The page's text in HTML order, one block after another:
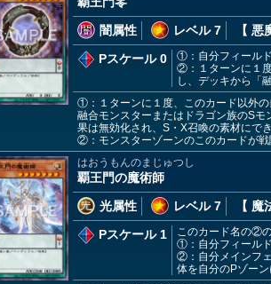
闇属性
レベル 7 【 悪
Pスケール 0
①：自分フィール
②：１ターンに１
し、デッキから「
①：１ターンに１度、このカード以外
融合モンスターまたはドラゴン族のS
果は無効化され、S・X召喚の素材にでき
②：モンスターゾーンのこのカードが戦
はおうもんのまじゅつし
覇王門の魔術師
光属性
レベル 7 【 魔
Pスケール 1
このカード名の②
①：自分フィール
②：自分メインフ
体を自分のPゾーン